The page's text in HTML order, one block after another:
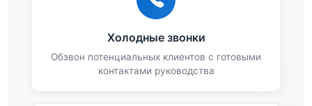
Холодные звонки
Обзвон потенциальных клиентов с готовыми
контактами руководства